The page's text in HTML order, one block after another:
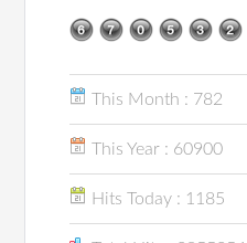
This Month : 782
This Year : 60900
Hits Today : 1185